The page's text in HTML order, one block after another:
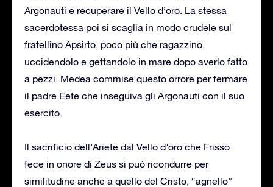
Argonauti e recuperare il Vello d’oro. La stessa
sacerdotessa poi si scaglia in modo crudele sul
fratellino Apsirto, poco più che ragazzino,
uccidendolo e gettandolo in mare dopo averlo fatto
a pezzi. Medea commise questo orrore per fermare
il padre Eete che inseguiva gli Argonauti con il suo
esercito.
Il sacrificio dell’Ariete dal Vello d’oro che Frisso
fece in onore di Zeus si può ricondurre per
similitudine anche a quello del Cristo, “agnello”